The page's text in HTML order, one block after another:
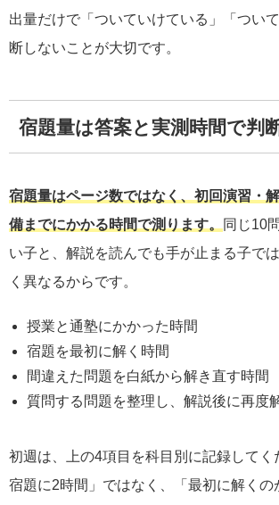
出量だけで「ついていけている」「つい
断しないことが大切です。
宿題量は答案と実測時間で判
宿題量はページ数ではなく、初回演習・
備までにかかる時間で測ります。
同じ10
い子と、解説を読んでも手が止まる子で
く異なるからです。
授業と通塾にかかった時間
宿題を最初に解く時間
間違えた問題を白紙から解き直す時間
質問する問題を整理し、解説後に再度
初週は、上の4項目を科目別に記録してく
宿題に2時間」ではなく、「最初に解くの